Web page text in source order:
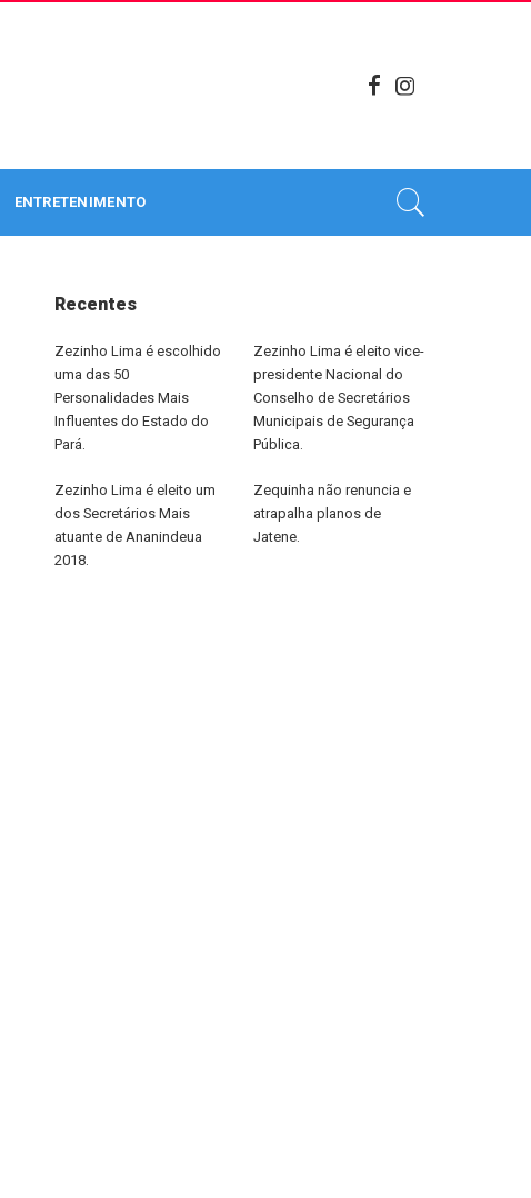
ENTRETENIMENTO
Recentes
Zezinho Lima é escolhido
uma das 50
Personalidades Mais
Influentes do Estado do
Pará.
Zezinho Lima é eleito vice-
presidente Nacional do
Conselho de Secretários
Municipais de Segurança
Pública.
Zezinho Lima é eleito um
dos Secretários Mais
atuante de Ananindeua
2018.
Zequinha não renuncia e
atrapalha planos de
Jatene.